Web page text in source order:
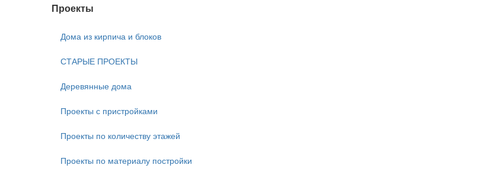
Проекты
Дома из кирпича и блоков
СТАРЫЕ ПРОЕКТЫ
Деревянные дома
Проекты с пристройками
Проекты по количеству этажей
Проекты по материалу постройки